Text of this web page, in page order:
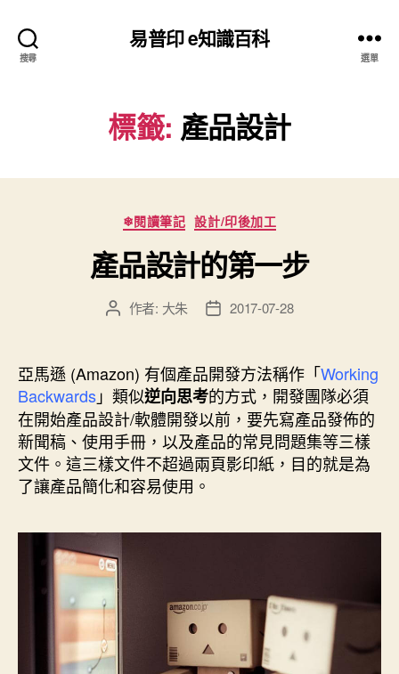
搜尋
易普印 e知識百科
選單
標籤: 產品設計
分
類
❄閱讀筆記 設計/印後加工
產品設計的第一步
文
者
作者: 大朱
文
佈
日
期
2017-07-28
亞馬遜 (Amazon) 有個產品開發方法稱作「Working
Backwards」類似逆向思考的方式，開發團隊必須
在開始產品設計/軟體開發以前，要先寫產品發佈的
新聞稿、使用手冊，以及產品的常見問題集等三樣
文件。這三樣文件不超過兩頁影印紙，目的就是為
了讓產品簡化和容易使用。